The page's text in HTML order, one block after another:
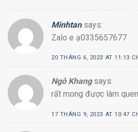
Minhtan says:
Zalo e ạ0335657677
20 THÁNG 6, 2023 AT 11:13
Ngô Khang says:
rất mong được làm
17 THÁNG 9, 2023 AT 10:47